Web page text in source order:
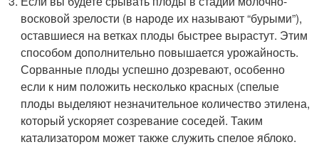
восковой зрелости (в народе их называют “бурыми”),
оставшиеся на ветках плоды быстрее вырастут. Этим
способом дополнительно повышается урожайность.
Сорванные плоды успешно дозревают, особенно
если к ним положить несколько красных (спелые
плоды выделяют незначительное количество этилена,
который ускоряет созревание соседей. Таким
катализатором может также служить спелое яблоко.